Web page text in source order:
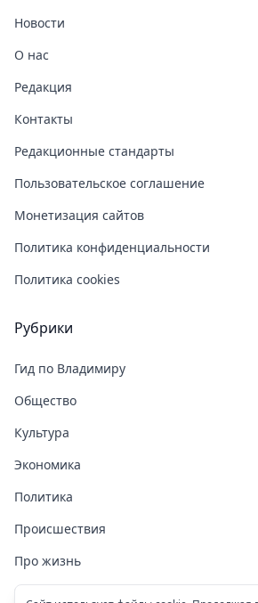
Новости
О нас
Редакция
Контакты
Редакционные стандарты
Пользовательское соглашение
Монетизация сайтов
Политика конфиденциальности
Политика cookies
Рубрики
Гид по Владимиру
Общество
Культура
Экономика
Политика
Происшествия
Про жизнь
Здоровье